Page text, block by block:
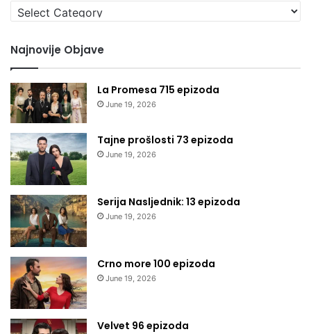
Izaberi
kategoriju
Najnovije Objave
La Promesa 715 epizoda
June 19, 2026
Tajne prošlosti 73 epizoda
June 19, 2026
Serija Nasljednik: 13 epizoda
June 19, 2026
Crno more 100 epizoda
June 19, 2026
Velvet 96 epizoda